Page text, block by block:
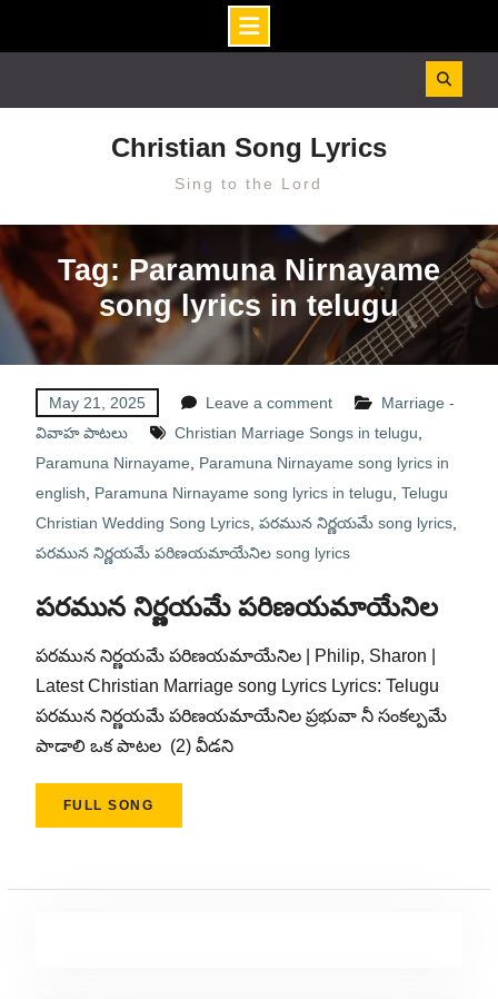
Christian Song Lyrics
Sing to the Lord
Tag: Paramuna Nirnayame
song lyrics in telugu
May 21, 2025 Leave a comment
Marriage -
వివాహ పాటలు
Christian Marriage Songs in telugu
Paramuna Nirnayame
Paramuna Nirnayame song lyrics in
english
Paramuna Nirnayame song lyrics in telugu Telugu
Christian Wedding Song Lyrics, పరమున నిర్ణయమే song lyrics,
పరమున నిర్ణయమే పరిణయమాయేనిల song lyrics
పరమున నిర్ణయమే పరిణయమాయేనిల
పరమున నిర్ణయమే పరిణయమాయేనిల | Philip, Sharon |
Latest Christian Marriage song Lyrics Lyrics: Telugu
పరమున నిర్ణయమే పరిణయమాయేనిల ప్రభువా నీ సంకల్పమే
పాడాలి ఒక పాటల (2) వీడని
FULL SONG